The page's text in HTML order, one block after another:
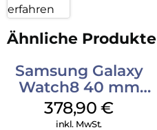
erfahren
Ähnliche Produkte
Samsung Galaxy
Watch8 40 mm
Silver
378,90€
inkl. MwSt.